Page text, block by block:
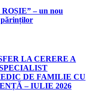
ROȘIE” – un nou
părinților
LA CERERE A
DE FAMILIE CU
– IULIE 2026